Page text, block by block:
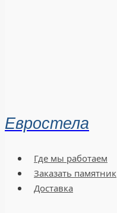
Евростела
Где мы работаем
Заказать памятник
Доставка